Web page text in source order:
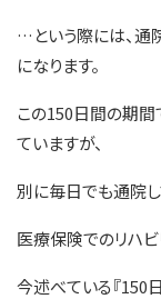
…という際には、通
になります。
この150日間の期間
ていますが、
別に毎日でも通院し
医療保険でのリハ
今述べている『150